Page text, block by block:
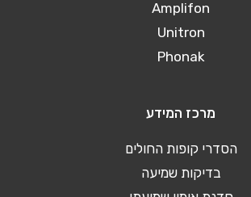
Amplifon
Unitron
Phonak
מרכז המידע
הסדרי קופות החולים
בדיקות שמיעה